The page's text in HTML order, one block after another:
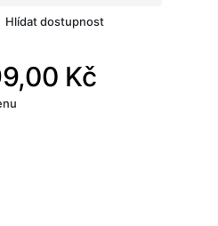
Hlídat dostupnost
Kč